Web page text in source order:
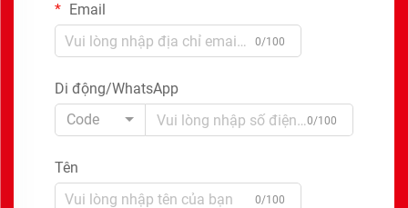
Email
0/100
Di động/WhatsApp
Code
0/100
Tên
0/100